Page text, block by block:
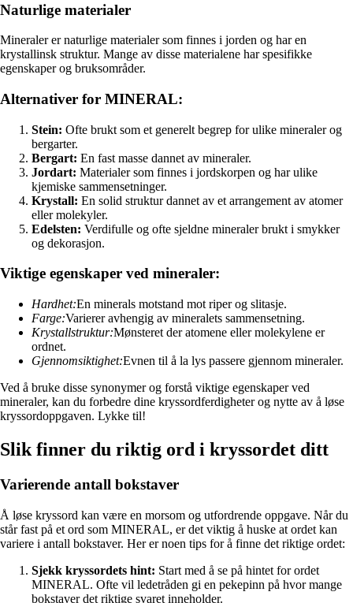
Naturlige materialer
Mineraler er naturlige materialer som finnes i jorden og har en
krystallinsk struktur. Mange av disse materialene har spesifikke
egenskaper og bruksområder.
Alternativer for MINERAL:
Stein: Ofte brukt som et generelt begrep for ulike mineraler og
bergarter.
Bergart: En fast masse dannet av mineraler.
Jordart: Materialer som finnes i jordskorpen og har ulike
kjemiske sammensetninger.
Krystall: En solid struktur dannet av et arrangement av atomer
eller molekyler.
Edelsten: Verdifulle og ofte sjeldne mineraler brukt i smykker
og dekorasjon.
Viktige egenskaper ved mineraler:
Hardhet:En minerals motstand mot riper og slitasje.
Farge:Varierer avhengig av mineralets sammensetning.
Krystallstruktur:Mønsteret der atomene eller molekylene er
ordnet.
Gjennomsiktighet:Evnen til å la lys passere gjennom mineraler.
Ved å bruke disse synonymer og forstå viktige egenskaper ved
mineraler, kan du forbedre dine kryssordferdigheter og nytte av å løse
kryssordoppgaven. Lykke til!
Slik finner du riktig ord i kryssordet ditt
Varierende antall bokstaver
Å løse kryssord kan være en morsom og utfordrende oppgave. Når du
står fast på et ord som MINERAL, er det viktig å huske at ordet kan
variere i antall bokstaver. Her er noen tips for å finne det riktige ordet:
Sjekk kryssordets hint: Start med å se på hintet for ordet
MINERAL. Ofte vil ledetråden gi en pekepinn på hvor mange
bokstaver det riktige svaret inneholder.